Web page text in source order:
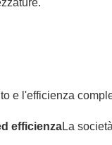
e l'efficienza
efficienzaLa